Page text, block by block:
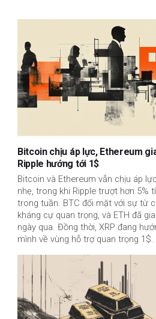
Bitcoin chịu áp lực, Ethereum
Ripple hướng tới 1$
Bitcoin và Ethereum vẫn chịu áp
nhẹ, trong khi Ripple trượt hơn 5%
trong tuần. BTC đối mặt với sự từ
kháng cự quan trọng, và ETH đã
ngày qua. Đồng thời, XRP đang
mình về vùng hỗ trợ quan trọng 1$.